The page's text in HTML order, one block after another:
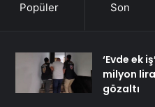
Popüler Son
‘Evde ek
milyon
gözaltı